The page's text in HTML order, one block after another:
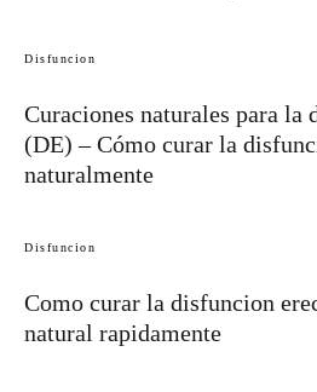
Disfuncion
Curaciones naturales para la
(DE) – Cómo curar la
naturalmente
Disfuncion
Como curar la disfuncion
natural rapidamente